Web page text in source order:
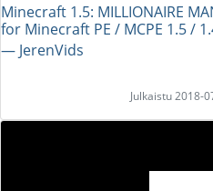
Minecraft 1.5: MILLIONAIRE
for Minecraft PE / MCPE 1.5 /
― JerenVids
Julkaistu 2018-